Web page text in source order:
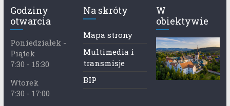
Godziny
otwarcia
Poniedziałek -
Piątek
7:30 - 15:30
Wtorek
7:30 - 17:00
Na skróty
Mapa strony
Multimedia i
transmisje
BIP
W
obiektywie